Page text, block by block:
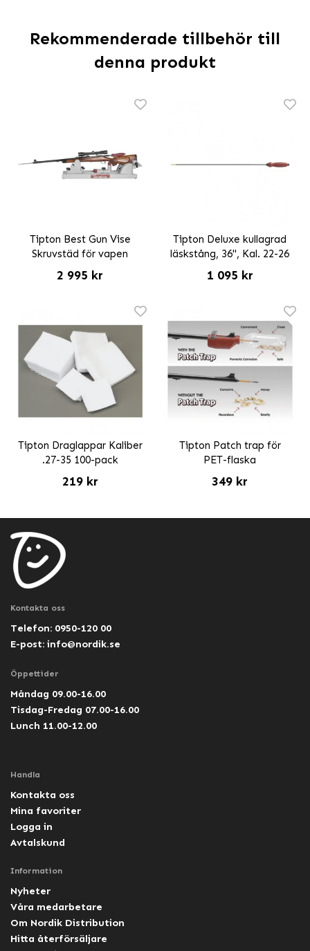
Rekommenderade tillbehör till
denna produkt
Tipton Best Gun Vise
Skruvstäd för vapen
2 995 kr
Tipton Deluxe kullagrad
läskstång, 36", Kal. 22-26
1 095 kr
Tipton Draglappar Kaliber
.27-35 100-pack
219 kr
Tipton Patch trap för
PET-flaska
349 kr
Kontakta oss
Telefon: 0950-120 00
E-post: info@nordik.se
Öppettider
Måndag 09.00-16.00
Tisdag-Fredag 07.00-16.00
Lunch 11.00-12.00
Handla
Kontakta oss
Mina favoriter
Logga in
Avtalskund
Information
Nyheter
Våra medarbetare
Om Nordik Distribution
Hitta återförsäljare